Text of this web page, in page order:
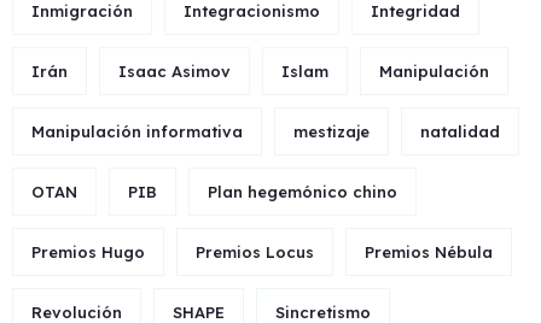
Inmigración Integracionismo Integridad
Irán Isaac Asimov Islam Manipulación
Manipulación informativa mestizaje natalidad
OTAN PIB Plan hegemónico chino
Premios Hugo Premios Locus Premios Nébula
Revolución SHAPE Sincretismo